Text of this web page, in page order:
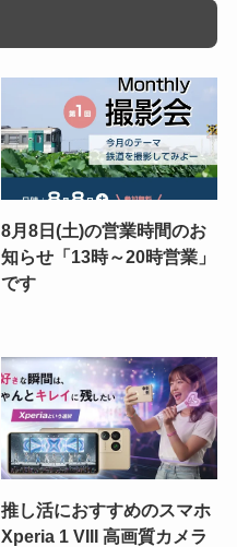
8月8日(土)の営業時間のお
知らせ「13時～20時営業」
です
推し活におすすめのスマホ
Xperia 1 VIII 高画質カメラ